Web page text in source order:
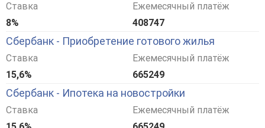
Ставка
8%
Ежемесячный платёж
408747
Сбербанк - Приобретение готового жилья
Ставка
15,6%
Ежемесячный платёж
665249
Сбербанк - Ипотека на новостройки
Ставка
Ежемесячный платёж